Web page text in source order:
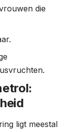
die
ligt meestal